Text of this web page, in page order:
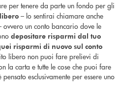
per tenere da parte un fondo per gli
– lo sentirai chiamare anche
un conto bancario dove le
depositare risparmi dal tuo
risparmi di nuovo sul conto
libero non puoi fare prelievi di
la carta e tutte le cose che puoi fare
esclusivamente per essere uno